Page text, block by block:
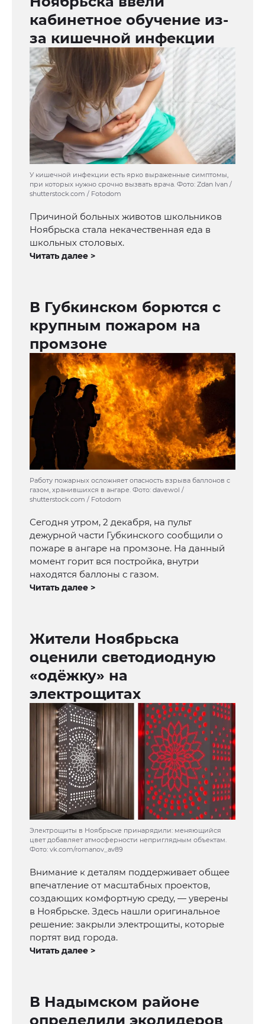
кабинетное обучение из-
за кишечной инфекции
У кишечной инфекции есть ярко выраженные симптомы,
при которых нужно срочно вызвать врача. Фото: Zdan Ivan /
shutterstock.com / Fotodom
Причиной больных животов школьников
Ноябрьска стала некачественная еда в
школьных столовых.
Читать далее >
В Губкинском борются с
крупным пожаром на
промзоне
Работу пожарных осложняет опасность взрыва баллонов с
газом, хранившихся в ангаре. Фото: davewol /
shutterstock.com / Fotodom
Сегодня утром, 2 декабря, на пульт
дежурной части Губкинского сообщили о
пожаре в ангаре на промзоне. На данный
момент горит вся постройка, внутри
находятся баллоны с газом.
Читать далее >
Жители Ноябрьска
оценили светодиодную
«одёжку» на
электрощитах
Электрощиты в Ноябрьске принарядили: меняющийся
цвет добавляет атмосферности неприглядным объектам.
Фото: vk.com/romanov_av89
Внимание к деталям поддерживает общее
впечатление от масштабных проектов,
создающих комфортную среду, — уверены
в Ноябрьске. Здесь нашли оригинальное
решение: закрыли электрощиты, которые
портят вид города.
Читать далее >
В Надымском районе
определили эколидеров